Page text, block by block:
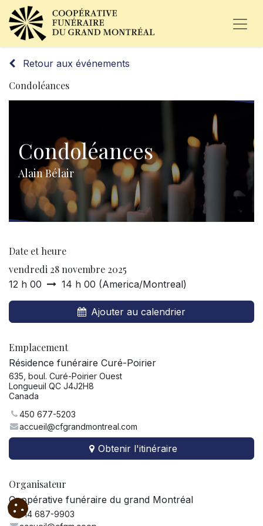
Retour aux événements
Condoléances
Condoléances
Alain Bélair
Date et heure
vendredi 28 novembre 2025
12 h 00 14 h 00 (America/Montreal)
Ajouter au calendrier
Emplacement
Résidence funéraire Curé-Poirier
635, boul. Curé-Poirier Ouest
Longueuil QC J4J2H8
Canada
450 677-5203
accueil@cfgrandmontreal.com
Obtenir l'itinéraire
Organisateur
Coopérative funéraire du grand Montréal
514 687-9903